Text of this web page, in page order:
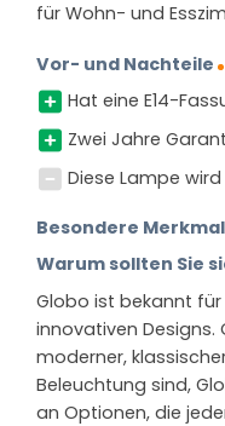
für Wohn- und
Vor- und Nachteile
Hat eine E14-
Zwei Jahre
Diese Lampe
Besondere
Warum sollten Sie
Globo ist bekannt
innovativen Designs.
moderner,
Beleuchtung sind,
an Optionen, die